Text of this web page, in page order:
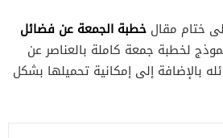
ختام مقال خطبة الجمعة عن فضائل
لخطبة جمعة كاملة بالعناصر عن
بالإضافة إلى إمكانية تحميلها بشكل